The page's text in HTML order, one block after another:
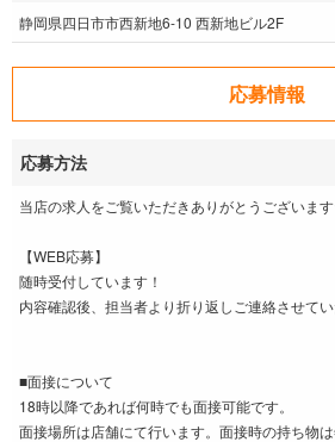
静岡県四日市市西新地6-10 西新地ビル2F
応募情報
応募方法
当店の求人をご覧いただきありがとうございま
【WEB応募】
随時受付しています！
内容確認後、担当者より折り返しご連絡させてい
■面接について
18時以降であれば何時でも面接可能です。
面接場所は店舗にて行います。面接時の持ち物